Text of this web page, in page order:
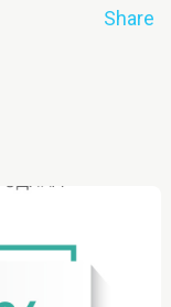
Share